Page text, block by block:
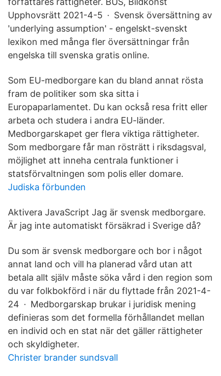
Upphovsrätt 2021-4-5 · Svensk översättning av
'underlying assumption' - engelskt-svenskt
lexikon med många fler översättningar från
engelska till svenska gratis online.
Som EU-medborgare kan du bland annat rösta
fram de politiker som ska sitta i
Europaparlamentet. Du kan också resa fritt eller
arbeta och studera i andra EU-länder.
Medborgarskapet ger flera viktiga rättigheter.
Som medborgare får man rösträtt i riksdagsval,
möjlighet att inneha centrala funktioner i
statsförvaltningen som polis eller domare.
Judiska förbunden
Aktivera JavaScript Jag är svensk medborgare.
Är jag inte automatiskt försäkrad i Sverige då?
Du som är svensk medborgare och bor i något
annat land och vill ha planerad vård utan att
betala allt själv måste söka vård i den region som
du var folkbokförd i när du flyttade från 2021-4-
24 · Medborgarskap brukar i juridisk mening
definieras som det formella förhållandet mellan
en individ och en stat när det gäller rättigheter
och skyldigheter.
Christer brander sundsvall